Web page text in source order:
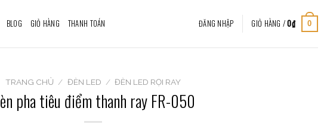
BLOG GIỎ HÀNG THANH TOÁN ĐĂNG NHẬP GIỎ HÀNG /0₫ 0
TRANG CHỦ / ĐÈN LED / ĐÈN LED RỌI RAY
pha tiêu điểm thanh ray FR-050